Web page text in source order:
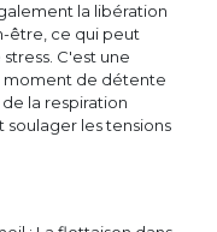
la libération
être, ce qui peut
C'est une
moment de détente
la respiration
les tensions